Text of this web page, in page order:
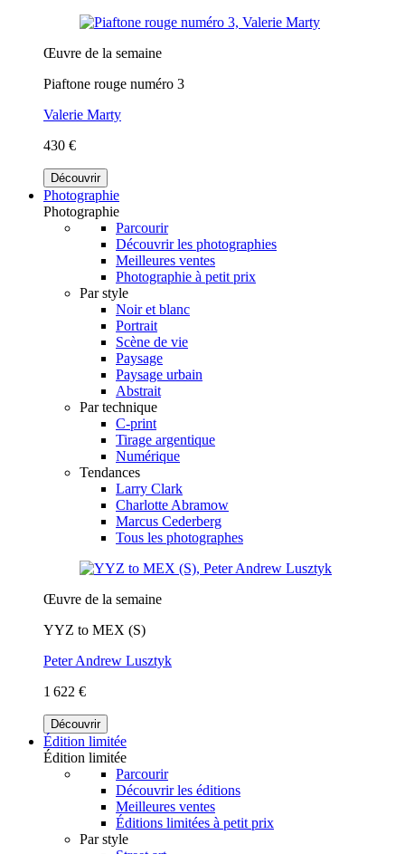
Œuvre de la semaine
Piaftone rouge numéro 3
Valerie Marty
430 €
Découvrir
Photographie
Photographie
Parcourir
Découvrir les photographies
Meilleures ventes
Photographie à petit prix
Par style
Noir et blanc
Portrait
Scène de vie
Paysage
Paysage urbain
Abstrait
Par technique
C-print
Tirage argentique
Numérique
Tendances
Larry Clark
Charlotte Abramow
Marcus Cederberg
Tous les photographes
Œuvre de la semaine
YYZ to MEX (S)
Peter Andrew Lusztyk
1 622 €
Découvrir
Édition limitée
Édition limitée
Parcourir
Découvrir les éditions
Meilleures ventes
Éditions limitées à petit prix
Par style